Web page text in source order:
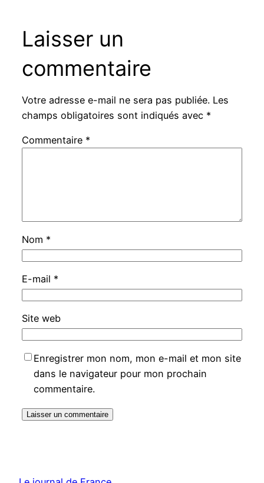
Laisser un
commentaire
Votre adresse e-mail ne sera pas publiée. Les
champs obligatoires sont indiqués avec *
Commentaire *
Nom *
E-mail *
Site web
Enregistrer mon nom, mon e-mail et mon site
dans le navigateur pour mon prochain
commentaire.